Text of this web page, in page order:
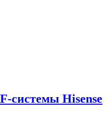
системы Hisense